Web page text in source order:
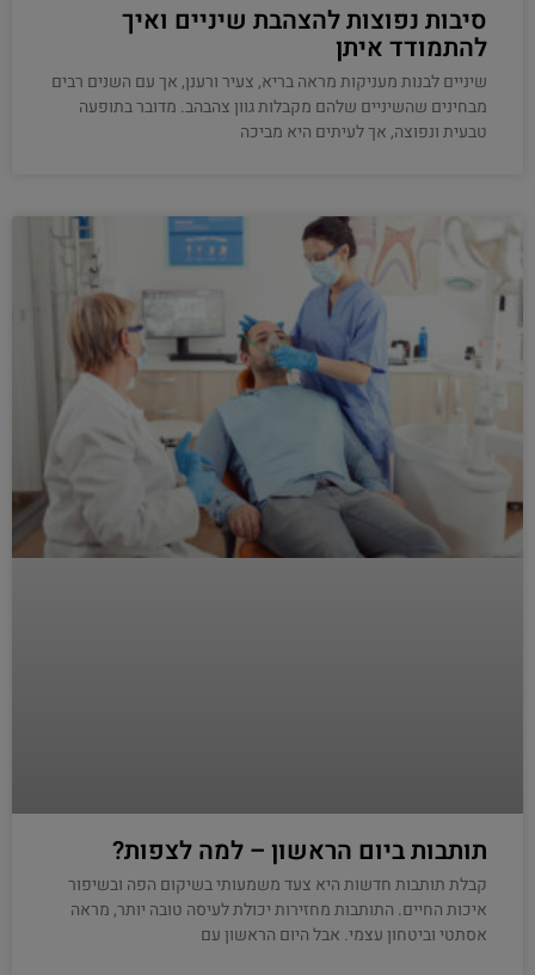
סיבות נפוצות להצהבת שיניים ואיך
להתמודד איתן
שיניים לבנות מעניקות מראה בריא, צעיר ורענן, אך עם השנים רבים
מבחינים שהשיניים שלהם מקבלות גוון צהבהב. מדובר בתופעה
טבעית ונפוצה, אך לעיתים היא מביכה
תותבות ביום הראשון – למה לצפות?
קבלת תותבות חדשות היא צעד משמעותי בשיקום הפה ובשיפור
איכות החיים. התותבות מחזירות יכולת לעיסה טובה יותר, מראה
אסתטי וביטחון עצמי. אבל היום הראשון עם